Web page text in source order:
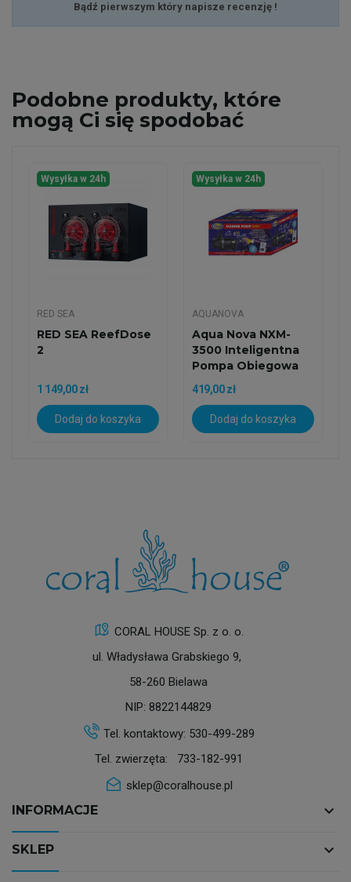
Bądź pierwszym który napisze recenzję !
Podobne produkty, które
mogą Ci się spodobać
Wysyłka w 24h
RED SEA
RED SEA ReefDose
2
1 149,00 zł
Dodaj do koszyka
Wysyłka w 24h
AQUANOVA
Aqua Nova NXM-
3500 Inteligentna
Pompa Obiegowa
Z...
419,00 zł
Dodaj do koszyka
CORAL HOUSE Sp. z o. o.
ul. Władysława Grabskiego 9,
58-260 Bielawa
NIP: 8822144829
Tel. kontaktowy: 530-499-289
Tel. zwierzęta: 733-182-991
sklep@coralhouse.pl
INFORMACJE keyboard_arrow_down
SKLEP keyboard_arrow_down